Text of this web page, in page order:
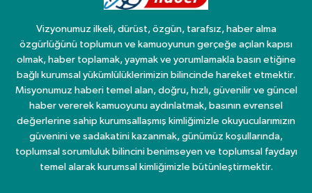
Vizyonumuz ilkeli, dürüst, özgün, tarafsız, haber alma
özgürlüğünü toplumun ve kamuoyunun gerçeğe açılan kapısı
olmak, haber toplamak, yaymak ve yorumlamakla basın etiğine
bağlı kurumsal yükümlülüklerimizin bilincinde hareket etmektir.
Misyonumuz haberi temel alan, doğru, hızlı, güvenilir ve güncel
haber vererek kamuoyunu aydınlatmak, basının evrensel
değerlerine sahip kurumsallaşmış kimliğimizle okuyucularımızın
güvenini ve sadakatini kazanmak, günümüz koşullarında,
toplumsal sorumluluk bilincini benimseyen ve toplumsal faydayı
temel alarak kurumsal kimliğimizle bütünleştirmektir.